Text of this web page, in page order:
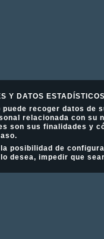
Y DATOS ESTADÍSTICOS
puede recoger datos de
relacionada con su
son sus finalidades y
posibilidad de
desea, impedir que